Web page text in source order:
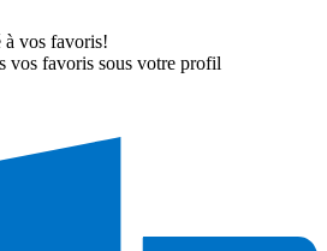
à vos favoris!
vos favoris sous votre profil